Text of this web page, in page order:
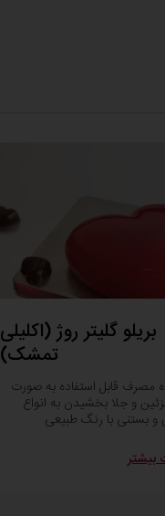
بریلو گلیتر روژ (اکلیلی
تمشک)
مصرف قابل استفاده به صورت
و جلا بخشیدن به انواع
بستنی با رنگ طبیعی
بیشتر